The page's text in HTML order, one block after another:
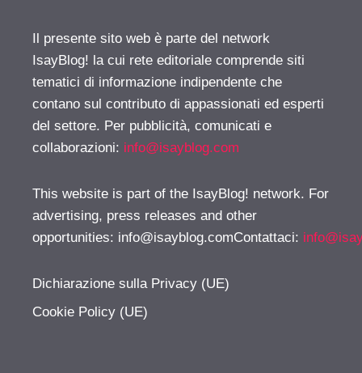
Il presente sito web è parte del network
IsayBlog! la cui rete editoriale comprende siti
tematici di informazione indipendente che
contano sul contributo di appassionati ed esperti
del settore. Per pubblicità, comunicati e
collaborazioni: info@isayblog.com
This website is part of the IsayBlog! network. For
advertising, press releases and other
opportunities: info@isayblog.comContattaci:
Dichiarazione sulla Privacy (UE)
Cookie Policy (UE)